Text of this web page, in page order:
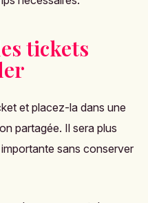
tickets
et placez-la dans une
partagée. Il sera plus
sans conserver